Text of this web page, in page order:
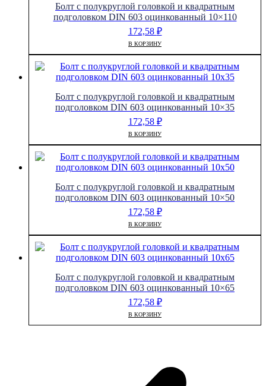
Болт с полукруглой головкой и квадратным
подголовком DIN 603 оцинкованный 10×110
172,58 ₽
В КОРЗИНУ
Болт с полукруглой головкой и квадратным
подголовком DIN 603 оцинкованный 10×35
172,58 ₽
В КОРЗИНУ
Болт с полукруглой головкой и квадратным
подголовком DIN 603 оцинкованный 10×50
172,58 ₽
В КОРЗИНУ
Болт с полукруглой головкой и квадратным
подголовком DIN 603 оцинкованный 10×65
172,58 ₽
В КОРЗИНУ